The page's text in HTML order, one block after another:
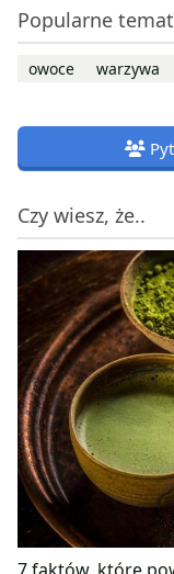
Popularne
owoce warzywa
Czy wiesz, że..